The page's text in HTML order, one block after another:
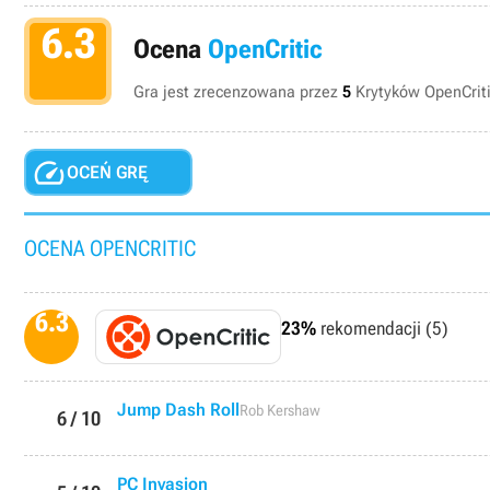
6.3 Ocena OpenCritic
Gra jest zrecenzowana przez 5 Krytyków
OCEŃ GRĘ
OCENA OPENCRITIC
6.3 23% rekomendacji (5)
6 / 10 Jump Dash RollRob Kershaw
PC Invasion